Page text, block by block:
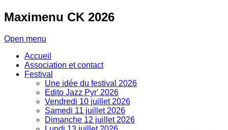
Maximenu CK 2026
Open menu
Accueil
Association et contact
Festival
Une idée du festival 2026
Edito Jazz Pyr' 2026
Vendredi 10 juillet 2026
Samedi 11 juillet 2026
Dimanche 12 juillet 2026